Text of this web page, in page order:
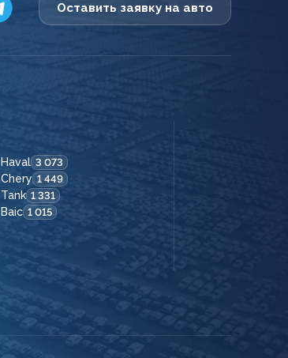
Оставить заявку на авто
Haval 3 073
Chery 1 449
Tank 1 331
Baic 1 015